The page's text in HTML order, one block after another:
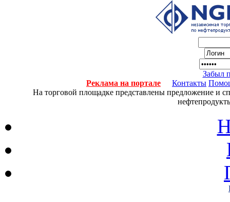
Забыл
Реклама на портале
Контакты
На торговой площадке представлены предложение и